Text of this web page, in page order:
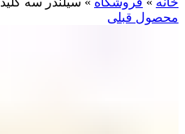
محصول قبلی